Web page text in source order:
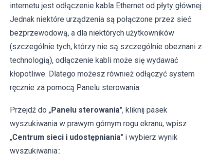
internetu jest odłączenie kabla Ethernet od płyty głównej.
Jednak niektóre urządzenia są połączone przez sieć
bezprzewodową, a dla niektórych użytkowników
(szczególnie tych, którzy nie są szczególnie obeznani z
technologią), odłączenie kabli może się wydawać
kłopotliwe. Dlatego możesz również odłączyć system
ręcznie za pomocą Panelu sterowania:
Przejdź do „Panelu sterowania", kliknij pasek
wyszukiwania w prawym górnym rogu ekranu, wpisz
„Centrum sieci i udostępniania" i wybierz wynik
wyszukiwania::